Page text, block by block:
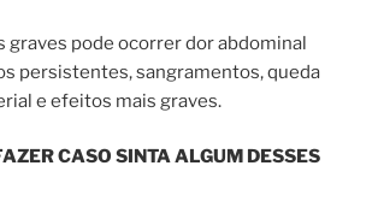
graves pode ocorrer dor abdominal
persistentes, sangramentos, queda
e efeitos mais graves.
CASO SINTA ALGUM DESSES